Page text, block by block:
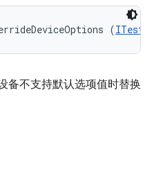
(
备不支持默认选项值时替换